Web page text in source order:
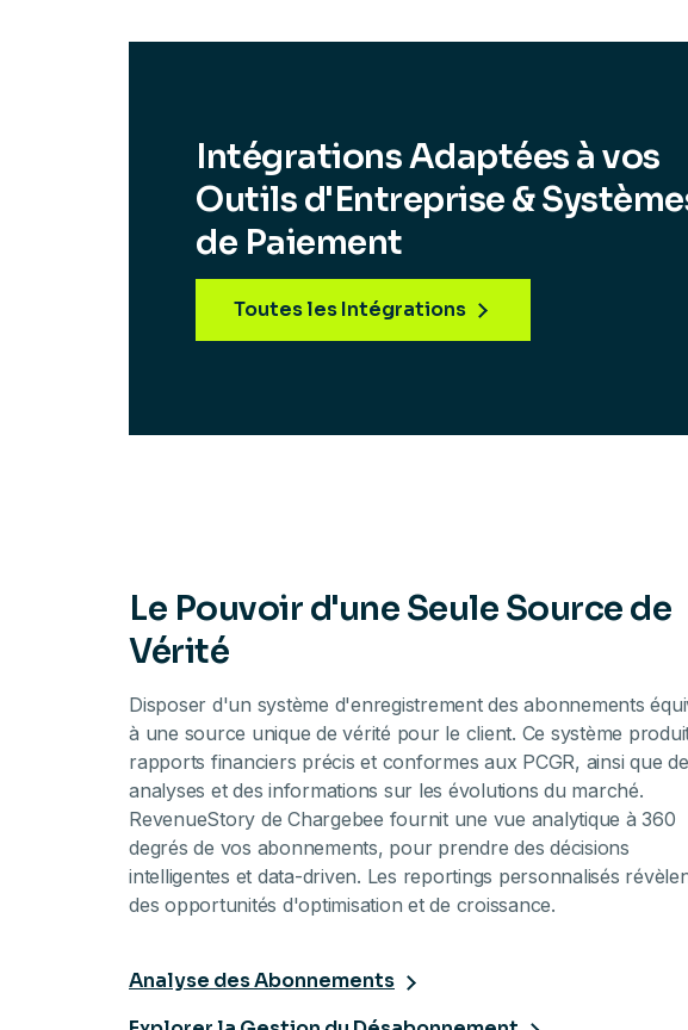
Intégrations Adaptées à vos
Outils d'Entreprise &
de Paiement
Toutes les Intégrations
Le Pouvoir d'une Seule Source de
Vérité
Disposer d'un système d'enregistrement des abonnements
à une source unique de vérité pour le client. Ce système
rapports financiers précis et conformes aux PCGR, ainsi que
analyses et des informations sur les évolutions du marché.
RevenueStory de Chargebee fournit une vue analytique à 360
degrés de vos abonnements, pour prendre des décisions
intelligentes et data-driven. Les reportings personnalisés
des opportunités d'optimisation et de croissance.
Analyse des Abonnements